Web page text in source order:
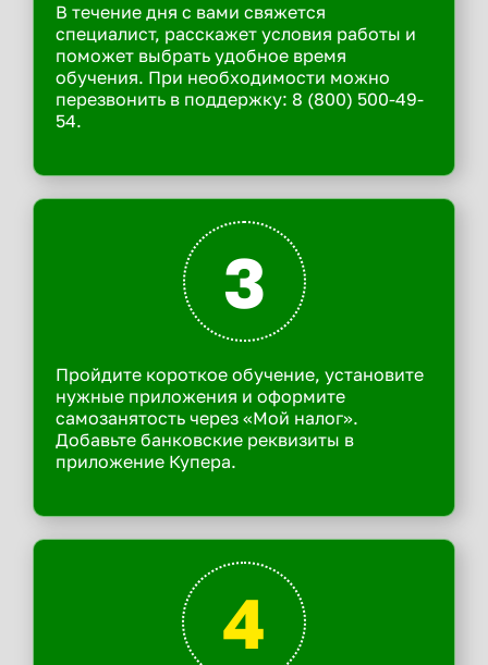
В течение дня с вами свяжется
специалист, расскажет условия работы и
поможет выбрать удобное время
обучения. При необходимости можно
перезвонить в поддержку: 8 (800) 500-49-
54.
3
Пройдите короткое обучение, установите
нужные приложения и оформите
самозанятость через «Мой налог».
Добавьте банковские реквизиты в
приложение Купера.
4